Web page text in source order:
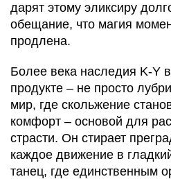
дарят этому эликсиру
обещание, что магия
продлена.
Более века наследия K-Y
продукте – не просто
мир, где скольжение
комфорт – основой для
страсти. Он стирает
каждое движение в
танец, где единственным